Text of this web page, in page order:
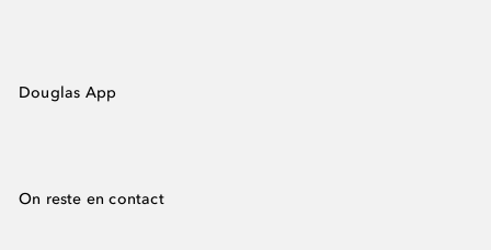
Douglas App
On reste en contact